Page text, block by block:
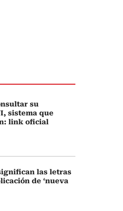
su
sistema que
link oficial
las letras
de ‘nueva